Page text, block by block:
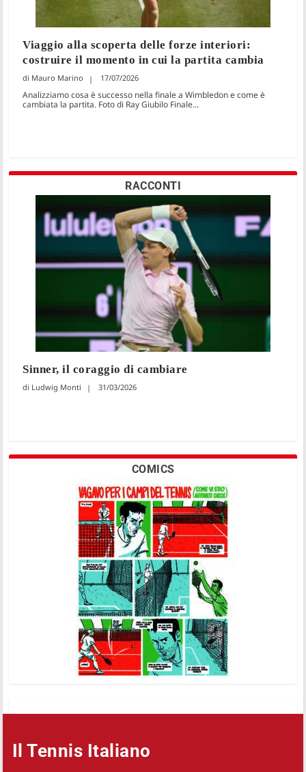
Viaggio alla scoperta delle forze interiori:
costruire il momento in cui la partita cambia
Mauro Marino 17/07/2026
Analizziamo cosa è successo nella finale a Wimbledon e come è
cambiata la partita. Foto di Ray Giubilo Finale...
RACCONTI
Sinner, il coraggio di cambiare
Ludwig Monti 31/03/2026
COMICS
Il Tennis Italiano